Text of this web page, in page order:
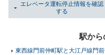
エレベータ運転停止情報を確認
する
駅から
東西線門前仲町駅と大江戸線門